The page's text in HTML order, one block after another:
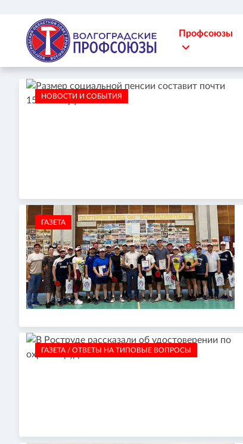
Профсоюзы
НОВОСТИ И СОБЫТИЯ
ГАЗЕТА
ГАЗЕТА / ОТВЕТЫ НА ТИПОВЫЕ ВОПРОСЫ